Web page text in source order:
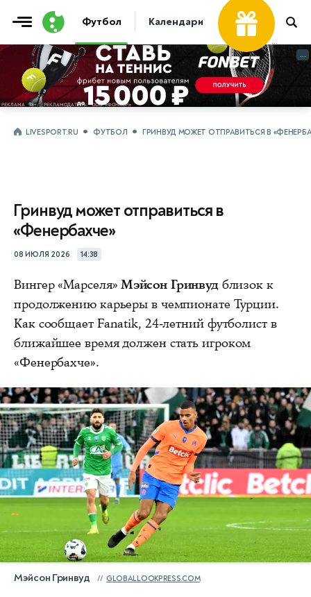
Футбол Календари Таблицы Матчи
...
...
LIVESPORT.RU ФУТБОЛ ГРИНВУД МОЖЕТ ОТПРАВИТЬСЯ В
Гринвуд может отправиться в
«Фенербахче»
08 ИЮЛЯ 2026 14:38
Вингер «Марселя»Мэйсон Гринвуд близок к
продолжению карьеры в чемпионате Турции.
Как сообщает Fanatik, 24-летний футболист в
ближайшее время должен стать игроком
«Фенербахче».
Мэйсон Гринвуд GLOBALLOOKPRESS.COM